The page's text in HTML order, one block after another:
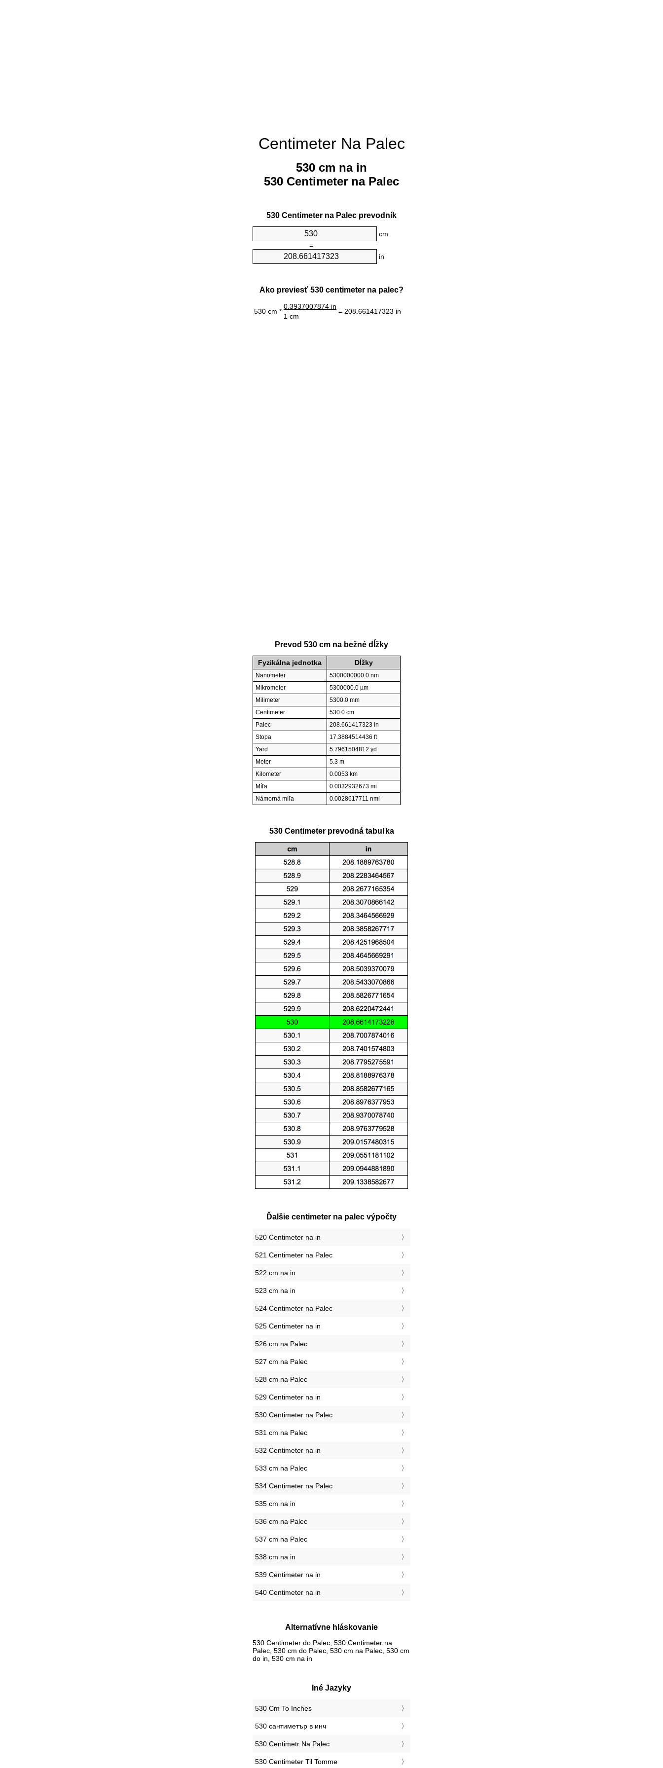
Centimeter Na Palec
530 cm na in
530 Centimeter na Palec
530 Centimeter na Palec prevodník
cm
=
in
Ako previesť 530 centimeter na palec?
530 cm *
0.3937007874 in
= 208.661417323 in
1 cm
Prevod 530 cm na bežné dĺžky
Fyzikálna jednotka Dĺžky
Nanometer
5300000000.0 nm
Mikrometer
5300000.0 µm
Milimeter
5300.0 mm
Centimeter
530.0 cm
Palec
208.661417323 in
Stopa
17.3884514436 ft
Yard
5.7961504812 yd
Meter
5.3 m
Kilometer
0.0053 km
Míľa
0.0032932673 mi
Námorná míľa
0.0028617711 nmi
530 Centimeter prevodná tabuľka
Ďalšie centimeter na palec výpočty
520 Centimeter na in
521 Centimeter na Palec
522 cm na in
523 cm na in
524 Centimeter na Palec
525 Centimeter na in
526 cm na Palec
527 cm na Palec
528 cm na Palec
529 Centimeter na in
530 Centimeter na Palec
531 cm na Palec
532 Centimeter na in
533 cm na Palec
534 Centimeter na Palec
535 cm na in
536 cm na Palec
537 cm na Palec
538 cm na in
539 Centimeter na in
540 Centimeter na in
Alternatívne hláskovanie
530 Centimeter do Palec, 530 Centimeter na
Palec, 530 cm do Palec, 530 cm na Palec, 530 cm
do in, 530 cm na in
Iné Jazyky
‎530 Cm To Inches
‎530 сантиметър в инч
‎530 Centimetr Na Palec
‎530 Centimeter Til Tomme